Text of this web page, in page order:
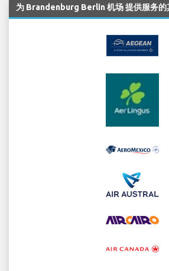
为 Brandenburg Berlin 机场 提供服务的